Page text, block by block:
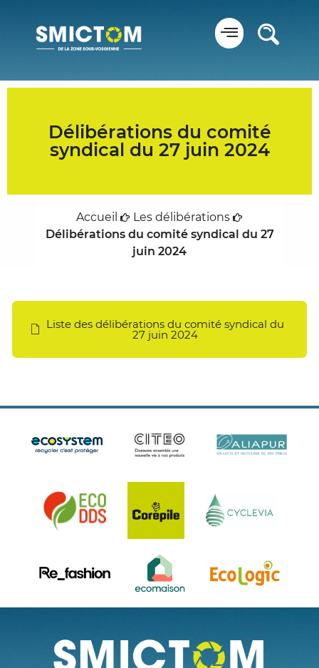
Délibérations du comité
syndical du 27 juin 2024
Accueil
Les délibérations
Délibérations du comité syndical du 27
juin 2024
Liste des délibérations du comité syndical du
27 juin 2024